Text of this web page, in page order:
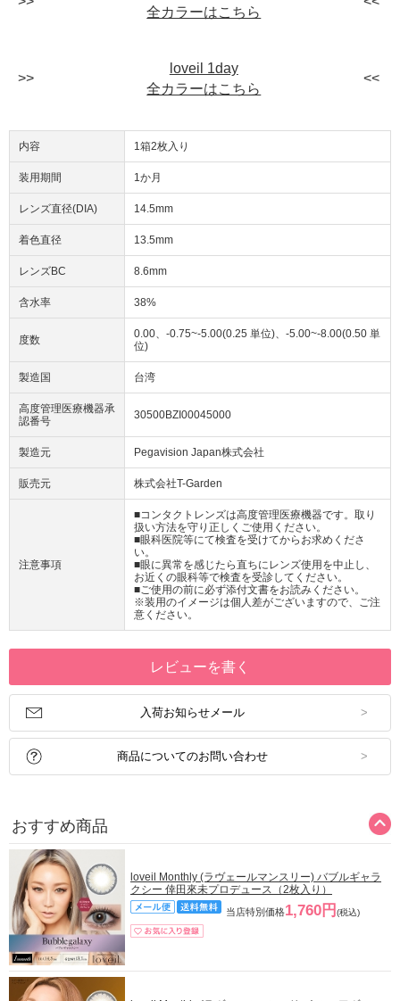
全カラーはこちら
loveil 1day
全カラーはこちら
内容 1箱2枚入り
装用期間 1か月
レンズ直径(DIA) 14.5mm
着色直径 13.5mm
レンズBC 8.6mm
含水率 38%
度数
0.00、-0.75~-5.00(0.25 単位)、-5.00~-8.00(0.50 単
位)
製造国 台湾
高度管理医療機器承
認番号
30500BZI00045000
製造元 Pegavision Japan株式会社
販売元 株式会社T-Garden
注意事項
■コンタクトレンズは高度管理医療機器です。取り
扱い方法を守り正しくご使用ください。
■眼科医院等にて検査を受けてからお求めくださ
い。
■眼に異常を感じたら直ちにレンズ使用を中止し、
お近くの眼科等で検査を受診してください。
■ご使用の前に必ず添付文書をお読みください。
※装用のイメージは個人差がございますので、ご注
意ください。
レビューを書く
入荷お知らせメール
商品についてのお問い合わせ
おすすめ商品
loveil Monthly (ラヴェールマンスリー) バブルギャラ
クシー 倖田來未プロデュース（2枚入り）
当店特別価格1,760円 (税込)